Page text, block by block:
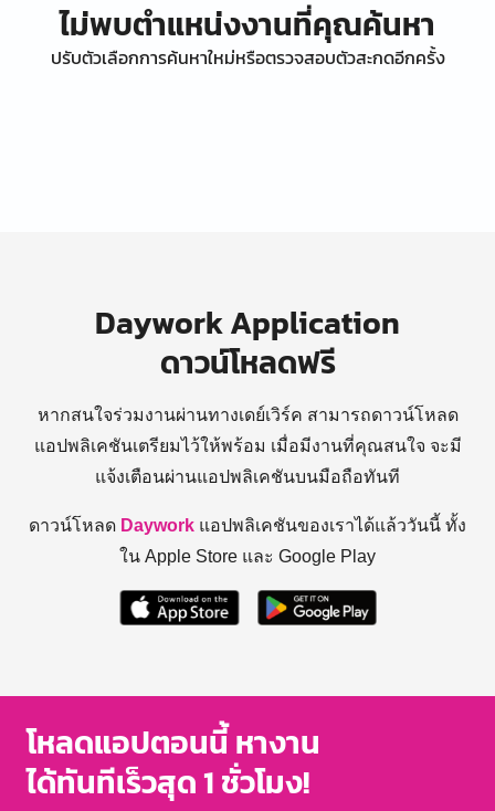
ไม่พบตำแหน่งงานที่คุณค้นหา
ปรับตัวเลือกการค้นหาใหม่หรือตรวจสอบตัวสะกดอีกครั้ง
Daywork Application
ดาวน์โหลดฟรี
หากสนใจร่วมงานผ่านทางเดย์เวิร์ค สามารถดาวน์โหลด
แอปพลิเคชันเตรียมไว้ให้พร้อม เมื่อมีงานที่คุณสนใจ จะมี
แจ้งเตือนผ่านแอปพลิเคชันบนมือถือทันที
ดาวน์โหลด Daywork แอปพลิเคชันของเราได้แล้ววันนี้ ทั้ง
ใน Apple Store และ Google Play
โหลดแอปตอนนี้ หางาน
ได้ทันทีเร็วสุด 1 ชั่วโมง!